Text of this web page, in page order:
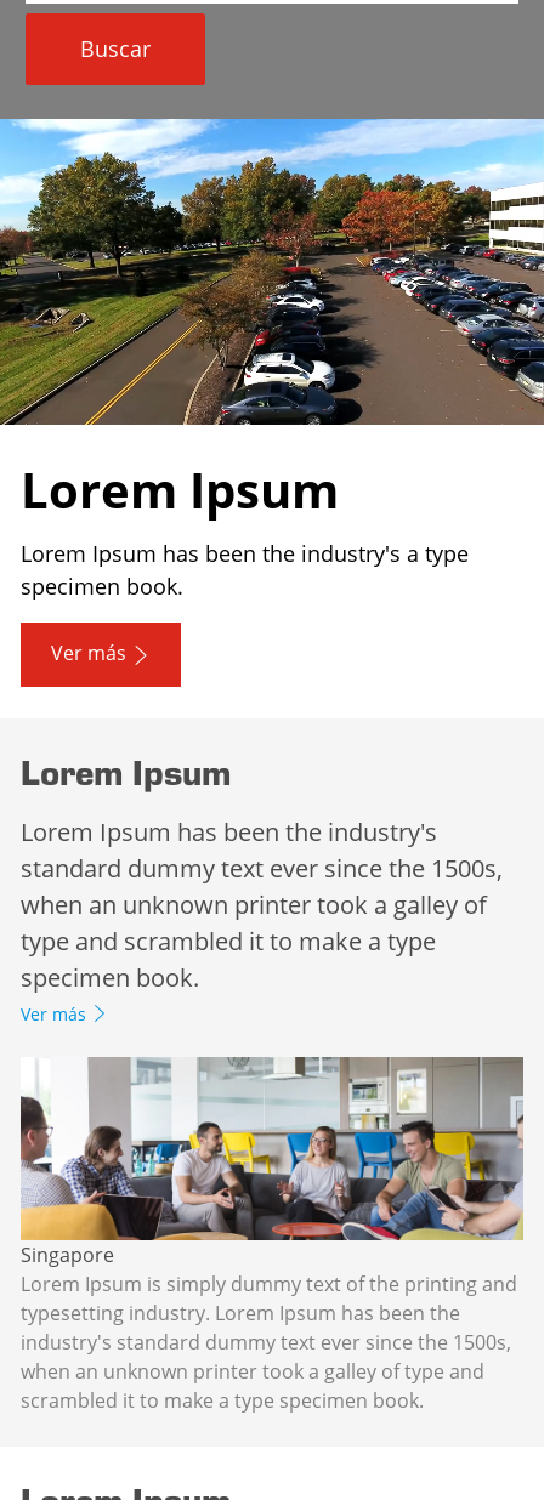
Buscar
Lorem Ipsum
Lorem Ipsum has been the industry's a type
specimen book.
Ver más
Lorem Ipsum
Lorem Ipsum has been the industry's
standard dummy text ever since the 1500s,
when an unknown printer took a galley of
type and scrambled it to make a type
specimen book.
Ver más
Singapore
Lorem Ipsum is simply dummy text of the printing and
typesetting industry. Lorem Ipsum has been the
industry's standard dummy text ever since the 1500s,
when an unknown printer took a galley of type and
scrambled it to make a type specimen book.